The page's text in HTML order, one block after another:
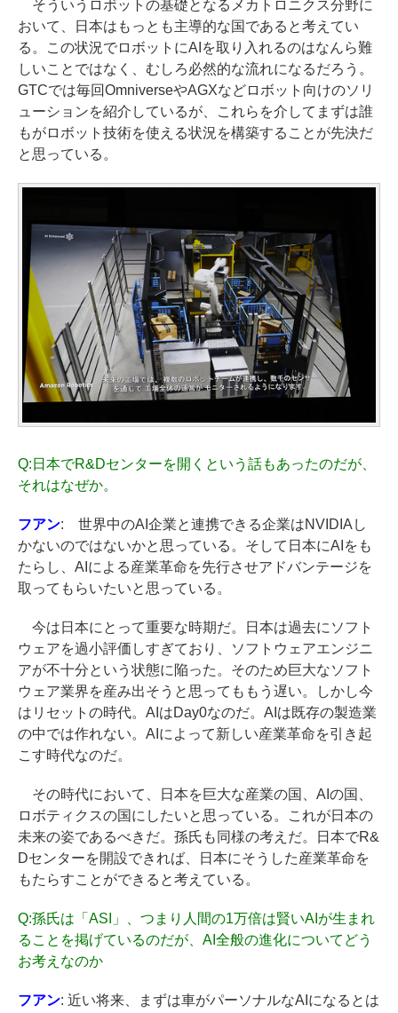
そういうロボットの基礎となるメカトロニクス分野に
おいて、日本はもっとも主導的な国であると考えてい
る。この状況でロボットにAIを取り入れるのはなんら難
しいことではなく、むしろ必然的な流れになるだろう。
GTCでは毎回OmniverseやAGXなどロボット向けのソリ
ューションを紹介しているが、これらを介してまずは誰
もがロボット技術を使える状況を構築することが先決だ
と思っている。
Q: 日本でR&Dセンターを開くという話もあったのだが、
それはなぜか。
フアン: 世界中のAI企業と連携できる企業はNVIDIAし
かないのではないかと思っている。そして日本にAIをも
たらし、AIによる産業革命を先行させアドバンテージを
取ってもらいたいと思っている。
今は日本にとって重要な時期だ。日本は過去にソフト
ウェアを過小評価しすぎており、ソフトウェアエンジニ
アが不十分という状態に陥った。そのため巨大なソフト
ウェア業界を産み出そうと思ってももう遅い。しかし今
はリセットの時代。AIはDay0なのだ。AIは既存の製造業
の中では作れない。AIによって新しい産業革命を引き起
こす時代なのだ。
その時代において、日本を巨大な産業の国、AIの国、
ロボティクスの国にしたいと思っている。これが日本の
未来の姿であるべきだ。孫氏も同様の考えだ。日本でR&
Dセンターを開設できれば、日本にそうした産業革命を
もたらすことができると考えている。
Q:孫氏は「ASI」、つまり人間の1万倍は賢いAIが生まれ
ることを掲げているのだが、AI全般の進化についてどう
お考えなのか
フアン: 近い将来、まずは車がパーソナルなAIになるとは